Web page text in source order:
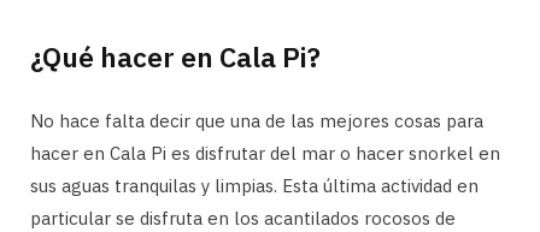
¿Qué hacer en Cala Pi?
No hace falta decir que una de las mejores cosas para
hacer en Cala Pi es disfrutar del mar o hacer snorkel en
sus aguas tranquilas y limpias. Esta última actividad en
particular se disfruta en los acantilados rocosos de